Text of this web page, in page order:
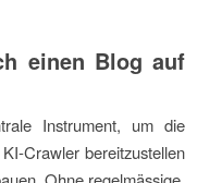
einen Blog auf
Instrument, um die
Crawler bereitzustellen